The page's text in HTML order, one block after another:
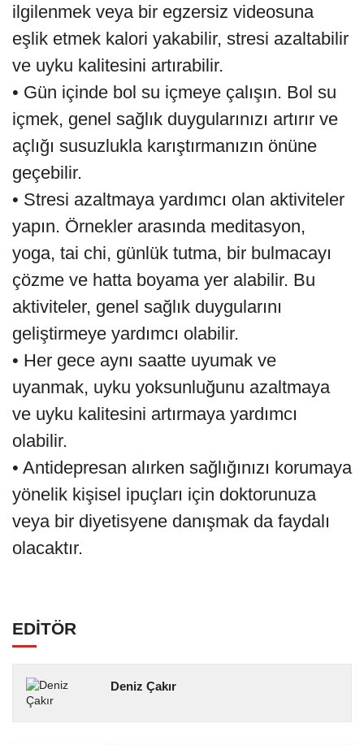
ilgilenmek veya bir egzersiz videosuna
eşlik etmek kalori yakabilir, stresi azaltabilir
ve uyku kalitesini artırabilir.
• Gün içinde bol su içmeye çalışın. Bol su
içmek, genel sağlık duygularınızı artırır ve
açlığı susuzlukla karıştırmanızın önüne
geçebilir.
• Stresi azaltmaya yardımcı olan aktiviteler
yapın. Örnekler arasında meditasyon,
yoga, tai chi, günlük tutma, bir bulmacayı
çözme ve hatta boyama yer alabilir. Bu
aktiviteler, genel sağlık duygularını
geliştirmeye yardımcı olabilir.
• Her gece aynı saatte uyumak ve
uyanmak, uyku yoksunluğunu azaltmaya
ve uyku kalitesini artırmaya yardımcı
olabilir.
• Antidepresan alırken sağlığınızı korumaya
yönelik kişisel ipuçları için doktorunuza
veya bir diyetisyene danışmak da faydalı
olacaktır.
EDİTÖR
Deniz Çakır